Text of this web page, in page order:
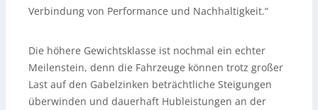
Verbindung von Performance und Nachhaltigkeit.“
Die höhere Gewichtsklasse ist nochmal ein echter
Meilenstein, denn die Fahrzeuge können trotz großer
Last auf den Gabelzinken beträchtliche Steigungen
überwinden und dauerhaft Hubleistungen an der